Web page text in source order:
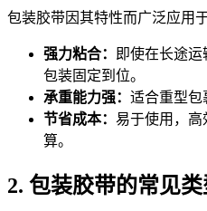
包装胶带因其特性而广泛应用
强力粘合：
即使在长途
包装固定到位。
承重能力强： 适合重型包
节省成本： 易于使用，高
算。
2. 包装胶带的常见